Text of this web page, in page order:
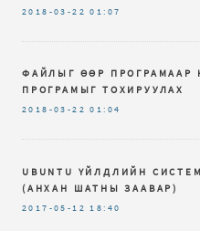
2018-03-22 01:07
ФАЙЛЫГ ӨӨР ПРОГРАМААР
ПРОГРАМЫГ ТОХИРУУЛАХ
2018-03-22 01:04
UBUNTU ҮЙЛДЛИЙН
(АНХАН ШАТНЫ ЗААВАР)
2017-05-12 18:40